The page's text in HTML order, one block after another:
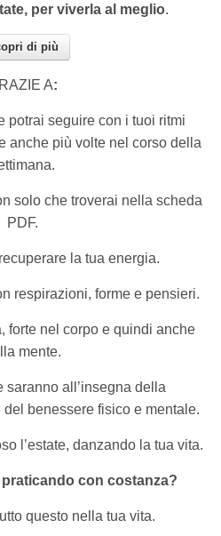
per viverla al meglio.
di più
A:
potrai seguire con i tuoi ritmi
anche più volte nel corso della
solo che troverai nella scheda
PDF.
la tua energia.
respirazioni, forme e pensieri.
forte nel corpo e quindi anche
mente.
all’insegna della
benessere fisico e mentale.
l’estate, danzando la tua vita.
con costanza?
questo nella tua vita.